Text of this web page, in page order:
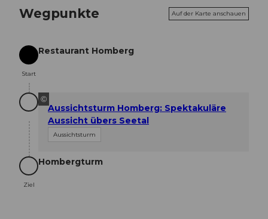
Wegpunkte Auf der Karte anschauen
Start
Start
Restaurant Homberg
©
Aussichtsturm Homberg: Spektakuläre
Aussicht übers Seetal
Aussichtsturm
Ziel
Ziel
Hombergturm